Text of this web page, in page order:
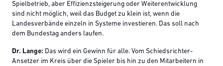
Spielbetrieb, aber Effizienzsteigerung oder Weiterentwicklung
sind nicht möglich, weil das Budget zu klein ist, wenn die
Landesverbände einzeln in Systeme investieren. Das soll nach
dem Bundestag anders laufen.
Dr. Lange: Das wird ein Gewinn für alle. Vom Schiedsrichter-
Ansetzer im Kreis über die Spieler bis hin zu den Mitarbeitern in